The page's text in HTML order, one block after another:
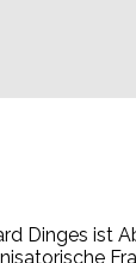
Dinges ist